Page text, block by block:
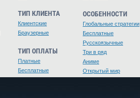
ТИП КЛИЕНТА
Клиентские
Браузерные
ТИП ОПЛАТЫ
Платные
Бесплатные
ОСОБЕННОСТИ
Глобальные стратегии
Бесплатные
Русскоязычные
Три в ряд
Аниме
Открытый мир